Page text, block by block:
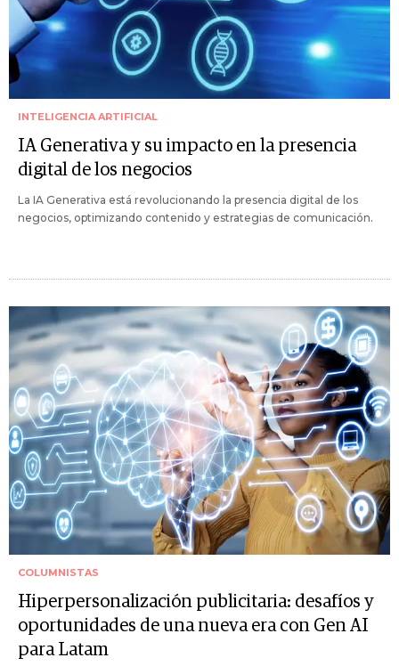
INTELIGENCIA ARTIFICIAL
IA Generativa y su impacto en la presencia
digital de los negocios
La IA Generativa está revolucionando la presencia digital de los
negocios, optimizando contenido y estrategias de comunicación.
COLUMNISTAS
Hiperpersonalización publicitaria: desafíos y
oportunidades de una nueva era con Gen AI
para Latam